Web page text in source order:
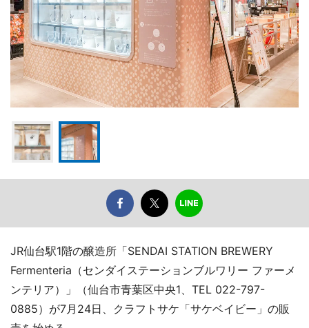
JR仙台駅1階の醸造所「SENDAI STATION BREWERY
Fermenteria（センダイステーションブルワリー ファーメ
ンテリア）」（仙台市青葉区中央1、TEL 022-797-
0885）が7月24日、クラフトサケ「サケベイビー」の販